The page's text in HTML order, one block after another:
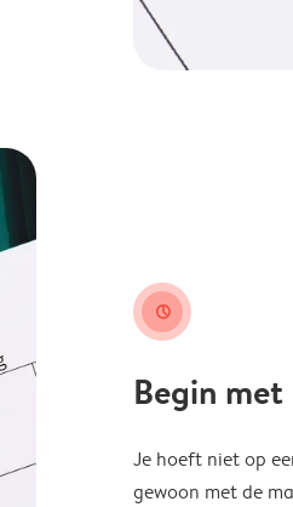
clock
Begin
Je hoeft niet op
gewoon met de